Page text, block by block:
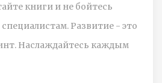
книги и не бойтесь
Развитие - это
Наслаждайтесь каждым